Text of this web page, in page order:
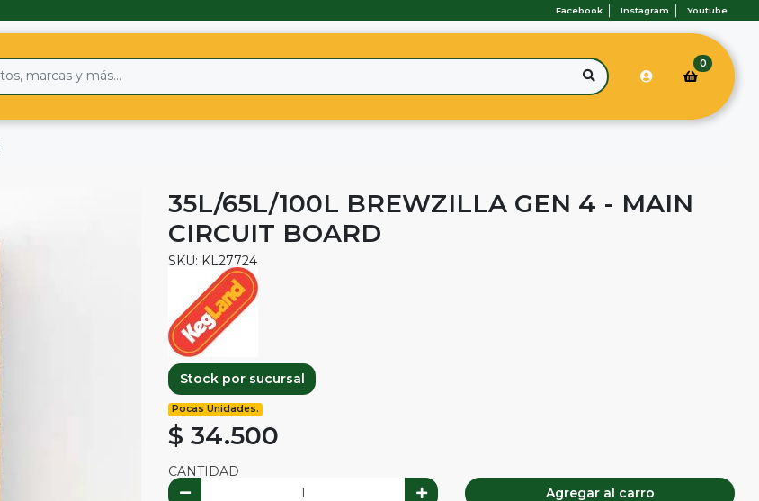
Facebook Instagram Youtube
0
35L/65L/100L BREWZILLA GEN 4 - MAIN
CIRCUIT BOARD
SKU: KL27724
Stock por sucursal
Pocas Unidades.
$ 34.500
CANTIDAD
Agregar al carro